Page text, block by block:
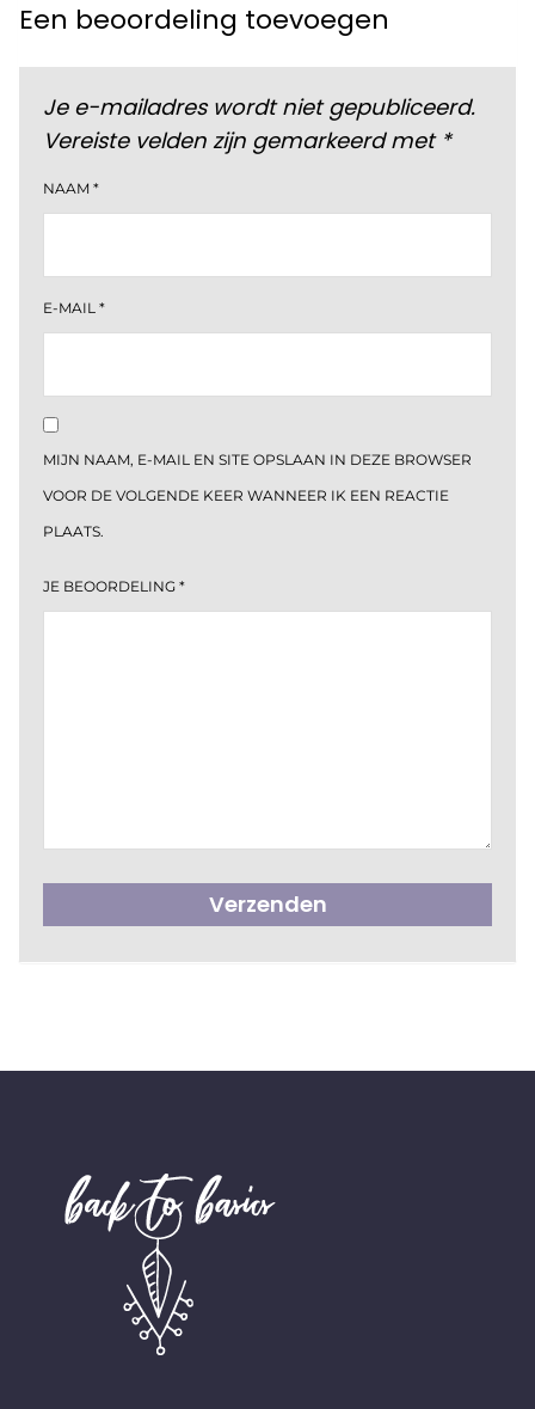
Een beoordeling toevoegen
Je e-mailadres wordt niet gepubliceerd.
Vereiste velden zijn gemarkeerd met *
NAAM *
E-MAIL *
MIJN NAAM, E-MAIL EN SITE OPSLAAN IN DEZE BROWSER
VOOR DE VOLGENDE KEER WANNEER IK EEN REACTIE
PLAATS.
JE BEOORDELING *